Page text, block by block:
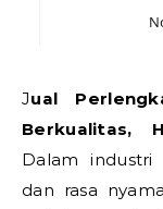
Jual Perlengkapan Hotel Bengkulu Tengah
Berkualitas,
Dalam
dan rasa